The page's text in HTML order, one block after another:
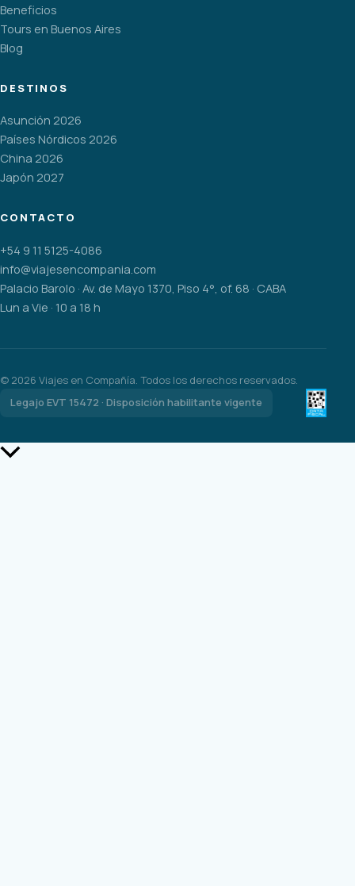
Beneficios
Tours en Buenos Aires
Blog
DESTINOS
Asunción 2026
Países Nórdicos 2026
China 2026
Japón 2027
CONTACTO
+54 9 11 5125-4086
info@viajesencompania.com
Palacio Barolo · Av. de Mayo 1370, Piso 4°, of. 68 · CABA
Lun a Vie · 10 a 18 h
© 2026 Viajes en Compañía. Todos los derechos reservados.
Legajo EVT 15472 · Disposición habilitante vigente